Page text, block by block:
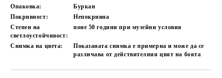
Опаковка:
Буркан
Покривност:
Непокривна
Степен на
светлоустойчивост:
поне 50години при музейни условия
Снимка на цвета:
Показаната снимка е примерна и може да се
различава от действителния цвят на боята